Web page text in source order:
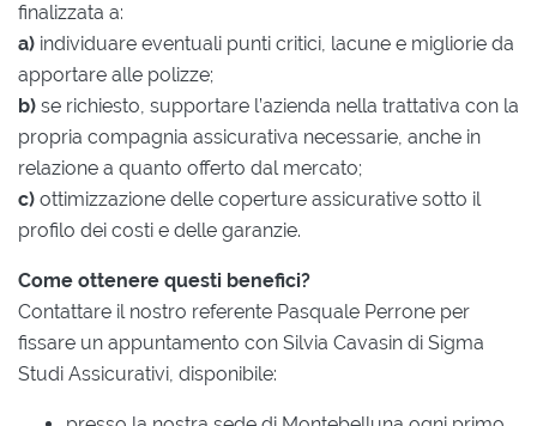
finalizzata a:
a) individuare eventuali punti critici, lacune e migliorie da
apportare alle polizze;
b) se richiesto, supportare l’azienda nella trattativa con la
propria compagnia assicurativa necessarie, anche in
relazione a quanto offerto dal mercato;
c) ottimizzazione delle coperture assicurative sotto il
profilo dei costi e delle garanzie.
Come ottenere questi benefici?
Contattare il nostro referente Pasquale Perrone per
fissare un appuntamento con Silvia Cavasin di Sigma
Studi Assicurativi, disponibile: